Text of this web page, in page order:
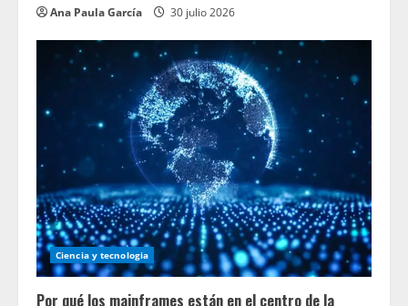
Ana Paula García 30 julio 2026
Ciencia y tecnologia
Por qué los mainframes están en el centro de la